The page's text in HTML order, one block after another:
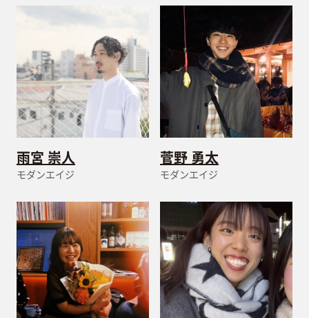
雨宮 崇人
モダンエイジ
菅野 勇太
モダンエイジ